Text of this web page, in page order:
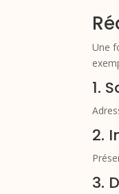
Une
1.
2.
3.